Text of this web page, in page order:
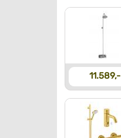
11.589,-